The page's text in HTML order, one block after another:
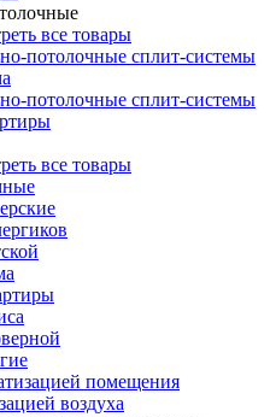
все товары
потолочные сплит-системы
потолочные сплит-системы
все товары
помещения
воздуха